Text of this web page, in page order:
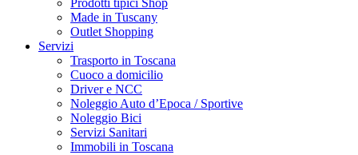
Prodotti tipici Shop
Made in Tuscany
Outlet Shopping
Servizi
Trasporto in Toscana
Cuoco a domicilio
Driver e NCC
Noleggio Auto d’Epoca / Sportive
Noleggio Bici
Servizi Sanitari
Immobili in Toscana